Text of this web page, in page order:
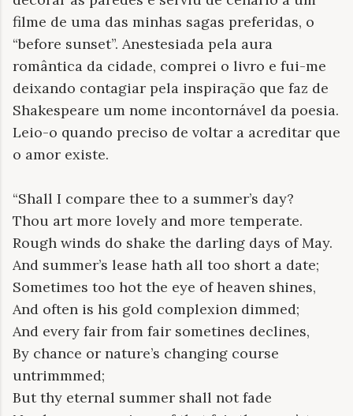
filme de uma das minhas sagas preferidas, o
“before sunset”. Anestesiada pela aura
romântica da cidade, comprei o livro e fui-me
deixando contagiar pela inspiração que faz de
Shakespeare um nome incontornável da poesia.
Leio-o quando preciso de voltar a acreditar que
o amor existe.
“Shall I compare thee to a summer’s day?
Thou art more lovely and more temperate.
Rough winds do shake the darling days of May.
And summer’s lease hath all too short a date;
Sometimes too hot the eye of heaven shines,
And often is his gold complexion dimmed;
And every fair from fair sometines declines,
By chance or nature’s changing course
untrimmmed;
But thy eternal summer shall not fade